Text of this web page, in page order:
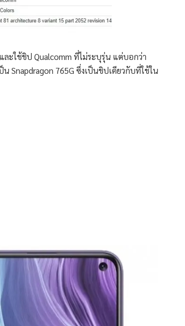
ละใช้ชิป Qualcomm ที่ไม่ระบุรุ่น แต่บอกว่า
Snapdragon 765G ซึ่งเป็นชิปเดียวกับที่ใช้ใน